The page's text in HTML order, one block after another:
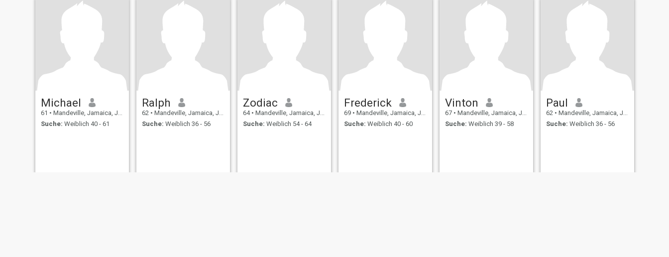
Michael
61 • Mandeville, Jamaica, Jamaika
Suche: Weiblich 40 - 61
Ralph
62 • Mandeville, Jamaica, Jamaika
Suche: Weiblich 36 - 56
Zodiac
64 • Mandeville, Jamaica, Jamaika
Suche: Weiblich 54 - 64
Frederick
69 • Mandeville, Jamaica, Jamaika
Suche: Weiblich 40 - 60
Vinton
67 • Mandeville, Jamaica, Jamaika
Suche: Weiblich 39 - 58
Paul
62 • Mandeville, Jamaica, Jamaika
Suche: Weiblich 36 - 56